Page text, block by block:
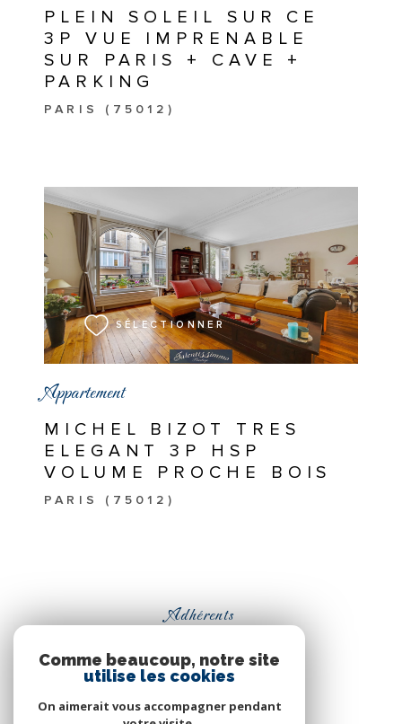
PLEIN SOLEIL SUR CE
3P VUE IMPRENABLE
SUR PARIS + CAVE +
PARKING
PARIS (75012)
Appartement
MICHEL BIZOT TRES
ELEGANT 3P HSP
VOLUME PROCHE BOIS
PARIS (75012)
SÉLECTIONNER
VOIR LE BIEN
Adhérents
Comme beaucoup, notre site
utilise les cookies
On aimerait vous accompagner pendant